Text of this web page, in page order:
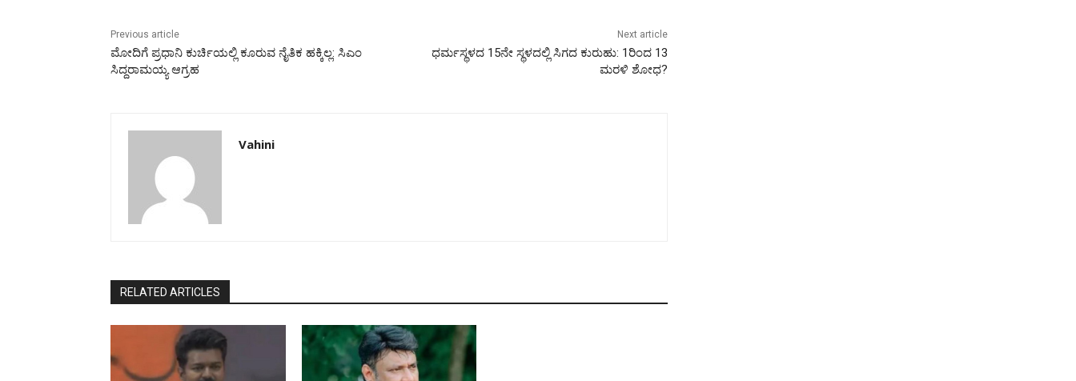
Previous article
ಮೋದಿಗೆ ಪ್ರಧಾನಿ ಕುರ್ಚಿಯಲ್ಲಿ ಕೂರುವ ನೈತಿಕ ಹಕ್ಕಿಲ್ಲ: ಸಿಎಂ
ಸಿದ್ದರಾಮಯ್ಯ ಆಗ್ರಹ
Next article
ಧರ್ಮಸ್ಥಳದ 15ನೇ ಸ್ಥಳದಲ್ಲಿ ಸಿಗದ ಕುರುಹು: 1ರಿಂದ 13
ಮರಳಿ ಶೋಧ?
Vahini
RELATED ARTICLES